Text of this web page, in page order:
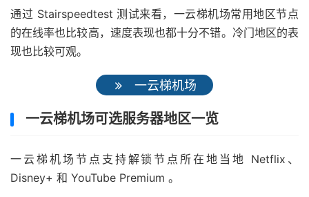
通过 Stairspeedtest 测试来看，一云梯机场常用地区节点
的在线率也比较高，速度表现也都十分不错。冷门地区的表
现也比较可观。
一云梯机场
一云梯机场可选服务器地区一览
一云梯机场节点支持解锁节点所在地当地 Netflix、
Disney+ 和 YouTube Premium 。